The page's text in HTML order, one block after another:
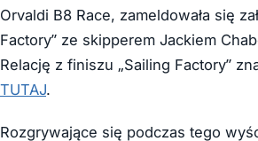
Orvaldi B8 Race, zameldowała się
Factory” ze skipperem Jackiem
Relację z finiszu „Sailing Factory”
TUTAJ.
Rozgrywające się podczas tego